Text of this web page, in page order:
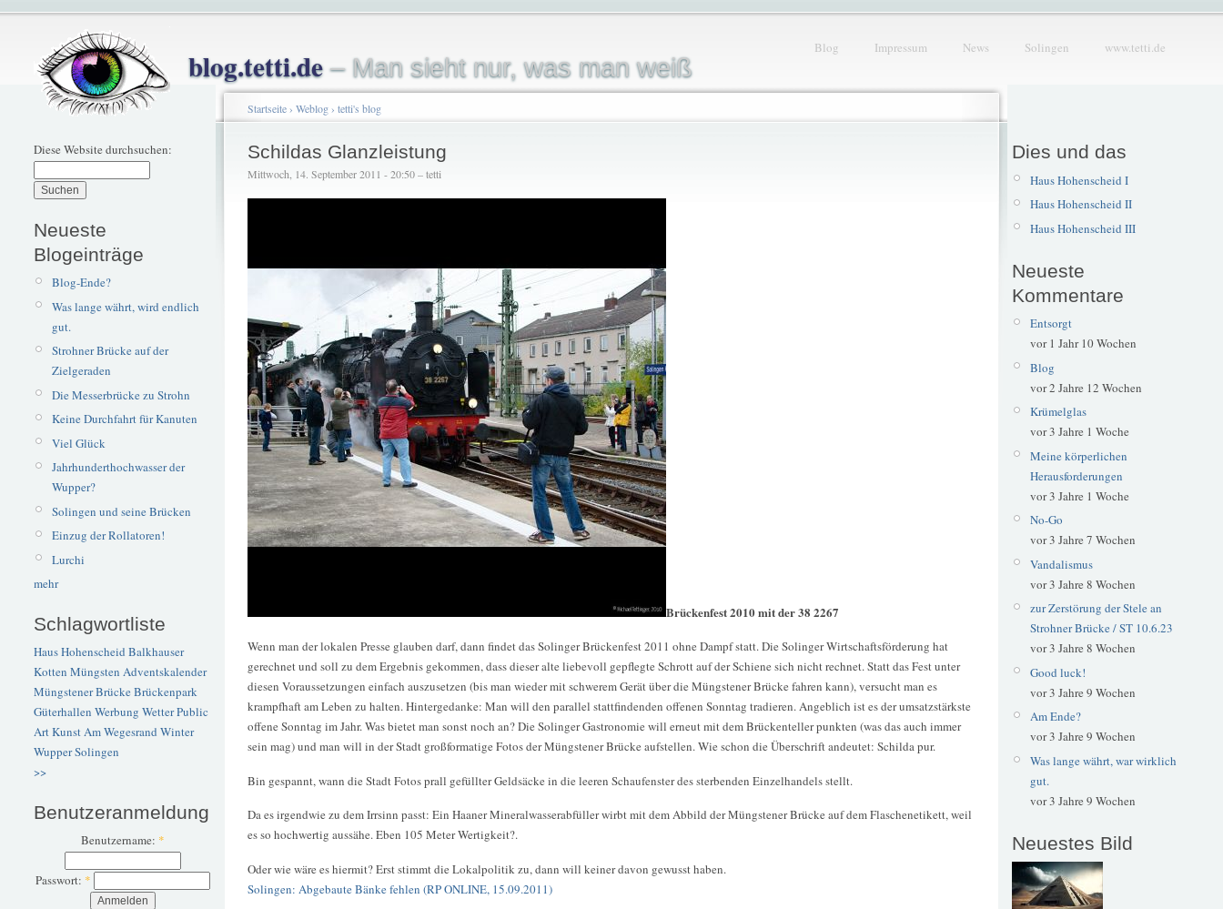
blog.tetti.de– Man sieht nur, was man weiß
Blog Impressum News Solingen www.tetti.de
Diese Website durchsuchen:
Neueste
Blogeinträge
Blog-Ende?
Was lange währt, wird endlich
gut.
Strohner Brücke auf der
Zielgeraden
Die Messerbrücke zu Strohn
Keine Durchfahrt für Kanuten
Viel Glück
Jahrhunderthochwasser der
Wupper?
Solingen und seine Brücken
Einzug der Rollatoren!
Lurchi
mehr
Schlagwortliste
Haus Hohenscheid Balkhauser
Kotten Müngsten Adventskalender
Müngstener BrückeBrückenpark
Güterhallen Werbung WetterPublic
ArtKunstAm Wegesrand Winter
WupperSolingen
>>
Benutzeranmeldung
Benutzername: *
Passwort: *
Startseite› Weblog› tetti's blog
Schildas Glanzleistung
Mittwoch, 14. September 2011 - 20:50 – tetti
Brückenfest 2010 mit der 38 2267
Wenn man der lokalen Presse glauben darf, dann findet das Solinger Brückenfest 2011 ohne Dampf statt. Die Solinger Wirtschaftsförderung hat
gerechnet und soll zu dem Ergebnis gekommen, dass dieser alte liebevoll gepflegte Schrott auf der Schiene sich nicht rechnet. Statt das Fest unter
diesen Voraussetzungen einfach auszusetzen (bis man wieder mit schwerem Gerät über die Müngstener Brücke fahren kann), versucht man es
krampfhaft am Leben zu halten. Hintergedanke: Man will den parallel stattfindenden offenen Sonntag tradieren. Angeblich ist es der umsatzstärkste
offene Sonntag im Jahr. Was bietet man sonst noch an? Die Solinger Gastronomie will erneut mit dem Brückenteller punkten (was das auch immer
sein mag) und man will in der Stadt großformatige Fotos der Müngstener Brücke aufstellen. Wie schon die Überschrift andeutet: Schilda pur.
Bin gespannt, wann die Stadt Fotos prall gefüllter Geldsäcke in die leeren Schaufenster des sterbenden Einzelhandels stellt.
Da es irgendwie zu dem Irrsinn passt: Ein Haaner Mineralwasserabfüller wirbt mit dem Abbild der Müngstener Brücke auf dem Flaschenetikett, weil
es so hochwertig aussähe. Eben 105 Meter Wertigkeit?.
Oder wie wäre es hiermit? Erst stimmt die Lokalpolitik zu, dann will keiner davon gewusst haben.
Solingen: Abgebaute Bänke fehlen (RP ONLINE, 15.09.2011)
Dies und das
Haus Hohenscheid I
Haus Hohenscheid II
Haus Hohenscheid III
Neueste
Kommentare
Entsorgt
vor 1 Jahr 10 Wochen
Blog
vor 2 Jahre 12 Wochen
Krümelglas
vor 3 Jahre 1 Woche
Meine körperlichen
Herausforderungen
vor 3 Jahre 1 Woche
No-Go
vor 3 Jahre 7 Wochen
Vandalismus
vor 3 Jahre 8 Wochen
zur Zerstörung der Stele an
Strohner Brücke / ST 10.6.23
vor 3 Jahre 8 Wochen
Good luck!
vor 3 Jahre 9 Wochen
Am Ende?
vor 3 Jahre 9 Wochen
Was lange währt, war wirklich
gut.
vor 3 Jahre 9 Wochen
Neuestes Bild